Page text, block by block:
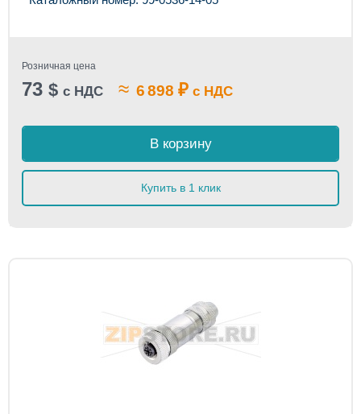
Розничная цена
73 $ с НДС ≈ 6 898 ₽ с НДС
В корзину
Купить в 1 клик